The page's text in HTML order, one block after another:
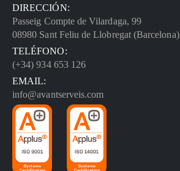
DIRECCIÓN:
Passeig Compte de Vilardaga, 99
08980 Sant Feliu de Llobregat (Barcelona)
TELÉFONO:
(+34) 934 653 126
EMAIL:
info@avantserveis.com